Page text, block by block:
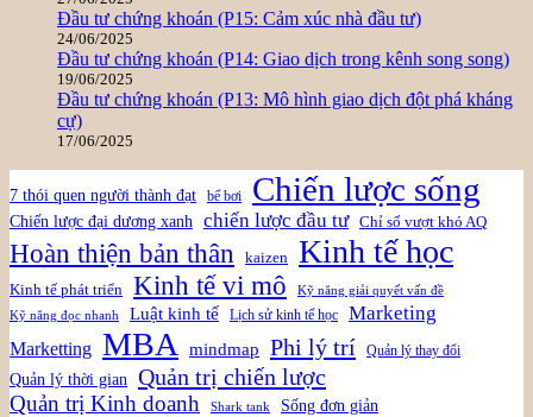
Đầu tư chứng khoán (P15: Cảm xúc nhà đầu tư)
24/06/2025
Đầu tư chứng khoán (P14: Giao dịch trong kênh song song)
19/06/2025
Đầu tư chứng khoán (P13: Mô hình giao dịch đột phá kháng
cự)
17/06/2025
7 thói quen người thành đạt bể bơi Chiến lược sống
Chiến lược đại dương xanh chiến lược đầu tư Chỉ số vượt khó AQ
Hoàn thiện bản thân kaizen Kinh tế học
Kinh tế phát triển Kinh tế vi mô
Kỹ năng giải quyết vấn đề
Kỹ năng đọc nhanh
Luật kinh tế Lịch sử kinh tế học Marketing
Marketting MBA mindmap Phi lý trí Quản lý thay đổi
Quản lý thời gian Quản trị chiến lược
Quản trị Kinh doanh Shark tank Sống đơn giản